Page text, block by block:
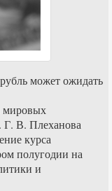
может ожидать
мировых
В. Плеханова
курса
полугодии на
и